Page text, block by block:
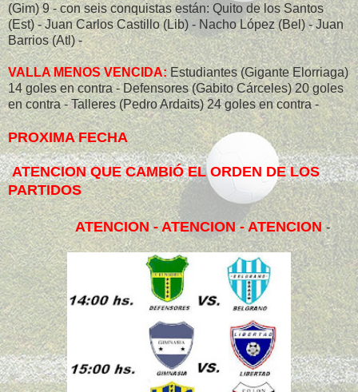
(Gim) 9 - con seis conquistas están: Quito de los Santos
(Est) - Juan Carlos Castillo (Lib) - Nacho López (Bel) - Juan
Barrios (Atl) -
VALLA MENOS VENCIDA:Estudiantes (Gigante Elorriaga)
14 goles en contra - Defensores (Gabito Cárceles) 20 goles
en contra - Talleres (Pedro Ardaits) 24 goles en contra -
PROXIMA FECHA
ATENCION QUE CAMBIÓ EL ORDEN DE LOS
PARTIDOS
ATENCION - ATENCION - ATENCION-